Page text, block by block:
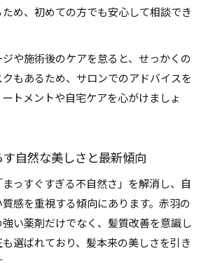
め、初めての方でも安心して相談でき
や施術後のケアを怠ると、せっかくの
もあるため、サロンでのアドバイスを
トメントや自宅ケアを心がけましょ
自然な美しさと最新傾向
っすぐすぎる不自然さ」を解消し、自
感を重視する傾向にあります。赤羽の
い薬剤だけでなく、髪質改善を意識し
選ばれており、髪本来の美しさを引き